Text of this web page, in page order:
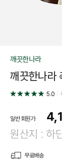
깨끗한나라
깨끗한나
5.0
일반 회원가
원산지 : 하
무료배송